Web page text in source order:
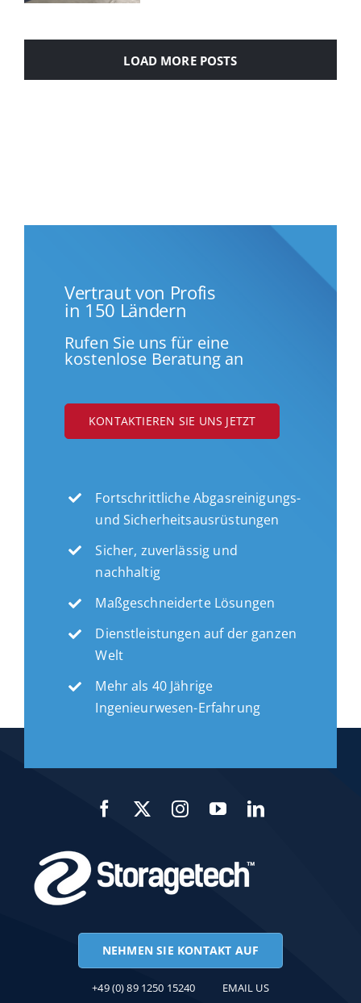
LOAD MORE POSTS
Vertraut von Profis
in 150 Ländern
Rufen Sie uns für eine
kostenlose Beratung an
KONTAKTIEREN SIE UNS JETZT
Fortschrittliche Abgasreinigungs-
und Sicherheitsausrüstungen
Sicher, zuverlässig und
nachhaltig
Maßgeschneiderte Lösungen
Dienstleistungen auf der ganzen
Welt
Mehr als 40 Jährige
Ingenieurwesen-Erfahrung
NEHMEN SIE KONTAKT AUF
+49 (0) 89 1250 15240 EMAIL US